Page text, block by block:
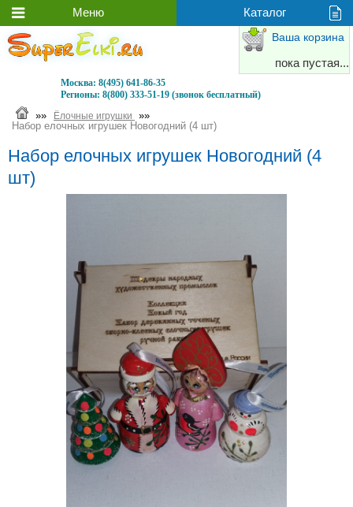
Москва: 8(495) 641-86-35
Регионы: 8(800) 333-51-19 (звонок бесплатный)
Ваша корзина
пока пустая...
»» Ёлочные игрушки
»»
Набор елочных игрушек Новогодний (4 шт)
Набор елочных игрушек Новогодний (4
шт)